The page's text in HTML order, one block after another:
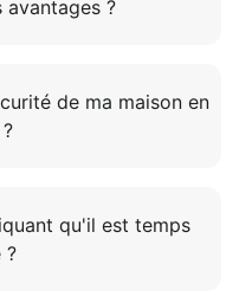
avantages ?
de ma maison en
qu'il est temps
?